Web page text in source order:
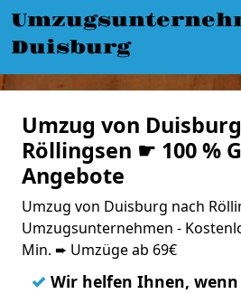
Duisburg
Umzug von
Röllingsen ☛ 100 %
Angebote
Umzug von Duisburg nach
Umzugsunternehmen -
Min. ➨ Umzüge ab 69€
✓ Wir helfen Ihnen,